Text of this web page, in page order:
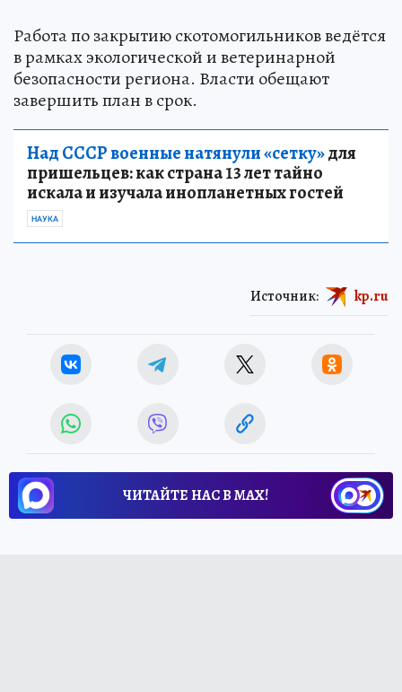
Работа по закрытию скотомогильников ведётся
в рамках экологической и ветеринарной
безопасности региона. Власти обещают
завершить план в срок.
Над СССР военные натянули «сетку»для
пришельцев: как страна 13 лет тайно
искала и изучала инопланетных гостей
НАУКА
Источник: kp.ru
ЧИТАЙТЕ НАС В МАХ!